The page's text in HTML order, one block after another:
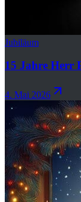
Jubiläum
15 Jahre Herr
4. Mai 2026